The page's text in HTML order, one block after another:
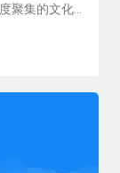
聚集的文化社